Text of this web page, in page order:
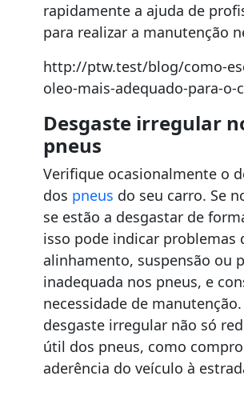
rapidamente a ajuda de
para realizar a manutenção
http://ptw.test/blog/como-
oleo-mais-adequado-para-o-
Desgaste irregular
pneus
Verifique ocasionalmente o
dos pneus do seu carro. Se
se estão a desgastar de
isso pode indicar problemas
alinhamento, suspensão ou
inadequada nos pneus, e
necessidade de manutenção.
desgaste irregular não só
útil dos pneus, como
aderência do veículo à